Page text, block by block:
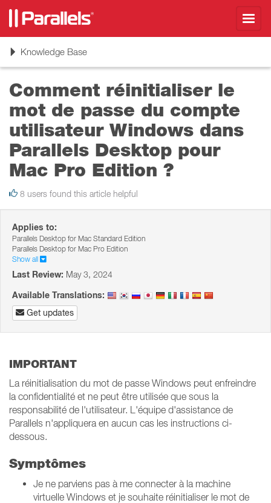
ToggleKnowledge Base
Comment réinitialiser le
mot de passe du compte
utilisateur Windows dans
Parallels Desktop pour
Mac Pro Edition ?
8 users found this article helpful
Applies to:
Parallels Desktop for Mac Standard Edition
Parallels Desktop for Mac Pro Edition
Show all
Last Review: May 3, 2024
Available Translations:
Get updates
IMPORTANT
La réinitialisation du mot de passe Windows peut enfreindre
la confidentialité et ne peut être utilisée que sous la
responsabilité de l'utilisateur. L'équipe d'assistance de
Parallels n'appliquera en aucun cas les instructions ci-
dessous.
Symptômes
Je ne parviens pas à me connecter à la machine
virtuelle Windows et je souhaite réinitialiser le mot de